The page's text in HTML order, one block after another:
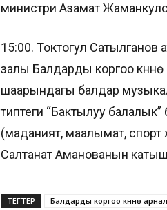
министри Азамат
15:00. Токтогул
залы Балдарды коргоо
шаарындагы балдар
типтеги “Бактылуу балалык”
(маданият, маалымат,
Салтанат Аманованын
ТЕГТЕР Балдарды коргоо күнүнө